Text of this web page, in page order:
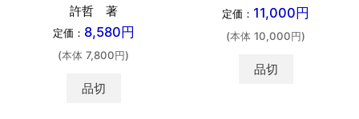
許哲 著
定価： 8,580円
(本体 7,800円)
品切
定価： 11,000円
(本体 10,000円)
品切